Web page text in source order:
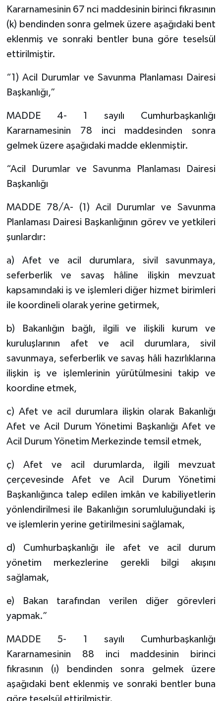
Kararnamesinin 67 nci maddesinin birinci fıkrasının
(k) bendinden sonra gelmek üzere aşağıdaki bent
eklenmiş ve sonraki bentler buna göre teselsül
ettirilmiştir.
“1) Acil Durumlar ve Savunma Planlaması Dairesi
Başkanlığı,”
MADDE 4- 1 sayılı Cumhurbaşkanlığı
Kararnamesinin 78 inci maddesinden sonra
gelmek üzere aşağıdaki madde eklenmiştir.
“Acil Durumlar ve Savunma Planlaması Dairesi
Başkanlığı
MADDE 78/A- (1) Acil Durumlar ve Savunma
Planlaması Dairesi Başkanlığının görev ve yetkileri
şunlardır:
a) Afet ve acil durumlara, sivil savunmaya,
seferberlik ve savaş hâline ilişkin mevzuat
kapsamındaki iş ve işlemleri diğer hizmet birimleri
ile koordineli olarak yerine getirmek,
b) Bakanlığın bağlı, ilgili ve ilişkili kurum ve
kuruluşlarının afet ve acil durumlara, sivil
savunmaya, seferberlik ve savaş hâli hazırlıklarına
ilişkin iş ve işlemlerinin yürütülmesini takip ve
koordine etmek,
c) Afet ve acil durumlara ilişkin olarak Bakanlığı
Afet ve Acil Durum Yönetimi Başkanlığı Afet ve
Acil Durum Yönetim Merkezinde temsil etmek,
ç) Afet ve acil durumlarda, ilgili mevzuat
çerçevesinde Afet ve Acil Durum Yönetimi
Başkanlığınca talep edilen imkân ve kabiliyetlerin
yönlendirilmesi ile Bakanlığın sorumluluğundaki iş
ve işlemlerin yerine getirilmesini sağlamak,
d) Cumhurbaşkanlığı ile afet ve acil durum
yönetim merkezlerine gerekli bilgi akışını
sağlamak,
e) Bakan tarafından verilen diğer görevleri
yapmak.”
MADDE 5- 1 sayılı Cumhurbaşkanlığı
Kararnamesinin 88 inci maddesinin birinci
fıkrasının (ı) bendinden sonra gelmek üzere
aşağıdaki bent eklenmiş ve sonraki bentler buna